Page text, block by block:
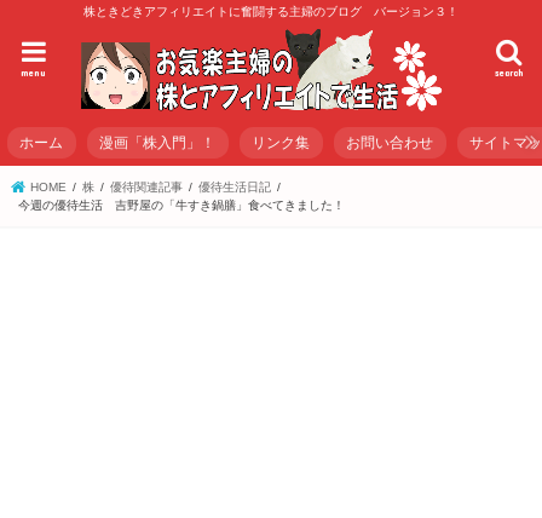
株ときどきアフィリエイトに奮闘する主婦のブログ バージョン３！
search
menu
ホーム 漫画「株入門」！ リンク集 お問い合わせ サイトマ
HOME 株 優待関連記事
優待生活日記
今週の優待生活 吉野屋の「牛すき鍋膳」食べてきました！